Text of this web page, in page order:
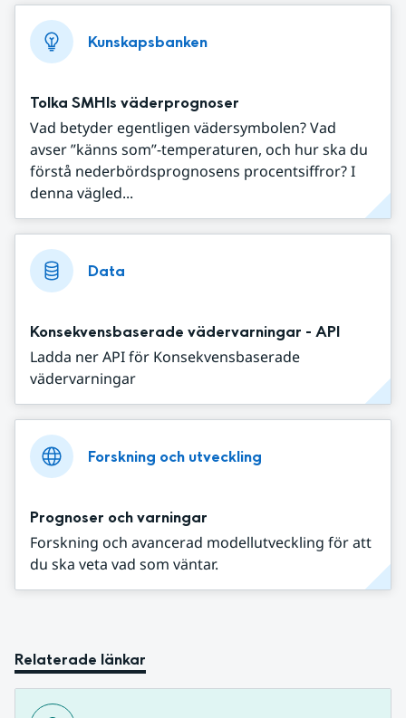
Kunskapsbanken
Tolka SMHIs väderprognoser
Vad betyder egentligen vädersymbolen? Vad
avser ”känns som”-temperaturen, och hur ska du
förstå nederbördsprognosens procentsiffror? I
denna vägled...
Data
Konsekvensbaserade vädervarningar - API
Ladda ner API för Konsekvensbaserade
vädervarningar
Forskning och utveckling
Prognoser och varningar
Forskning och avancerad modellutveckling för att
du ska veta vad som väntar.
Relaterade länkar